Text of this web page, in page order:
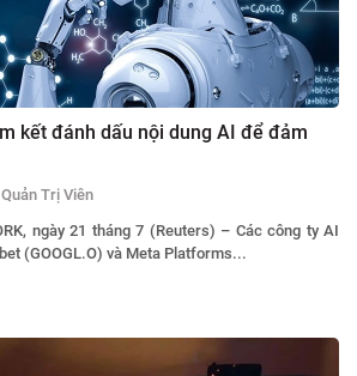
kết đánh dấu nội dung AI để đảm
Quản Trị Viên
ngày 21 tháng 7 (Reuters) – Các công ty AI
(GOOGL.O) và Meta Platforms...